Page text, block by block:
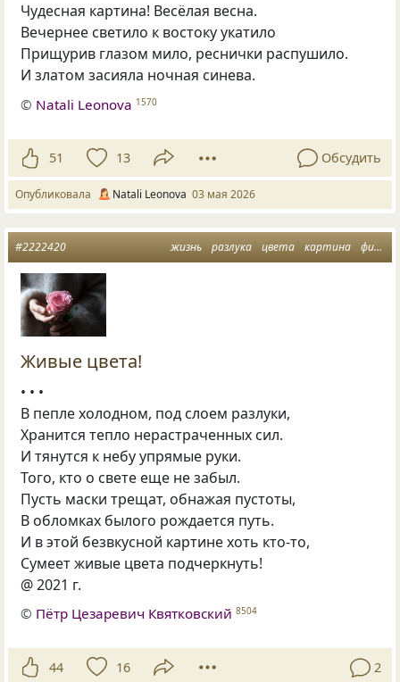
Чудесная картина! Весёлая весна.
Вечернее светило к востоку укатило
Прищурив глазом мило, реснички распушило.
И златом засияла ночная синева.
© Natali Leonova 1570
51 13 Обсудить
Опубликовала Natali Leonova 03 мая 2026
жизнь разлука цвета картина философия жизни
#2222420
Живые цвета!
• • •
В пепле холодном, под слоем разлуки,
Хранится тепло нерастраченных сил.
И тянутся к небу упрямые руки.
Того, кто о свете еще не забыл.
Пусть маски трещат, обнажая пустоты,
В обломках былого рождается путь.
И в этой безвкусной картине хоть кто-то,
Сумеет живые цвета подчеркнуть!
@ 2021 г.
© Пётр Цезаревич Квятковский 8504
44 16 2